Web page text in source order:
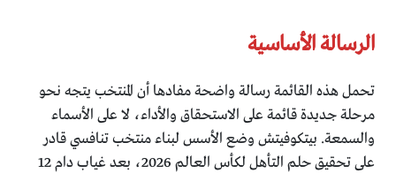
الرسالة الأساسية
تحمل هذه القائمة رسالة واضحة مفادها أن المنتخب يتجه نحو
مرحلة جديدة قائمة على الاستحقاق والأداء، لا على الأسماء
والسمعة. بيتكوفيتش وضع الأسس لبناء منتخب تنافسي قادر
على تحقيق حلم التأهل لكأس العالم 2026، بعد غياب دام 12